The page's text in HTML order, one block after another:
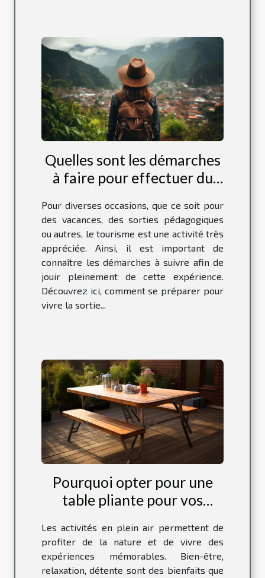
Quelles sont les démarches
à faire pour effectuer du
Pour diverses occasions, que ce soit pour
des vacances, des sorties pédagogiques
ou autres, le tourisme est une activité très
appréciée. Ainsi, il est important de
connaître les démarches à suivre afin de
jouir pleinement de cette expérience.
Découvrez ici, comment se préparer pour
vivre la sortie...
Pourquoi opter pour une
table pliante pour vos
Les activités en plein air permettent de
profiter de la nature et de vivre des
expériences mémorables. Bien-être,
relaxation, détente sont des bienfaits que